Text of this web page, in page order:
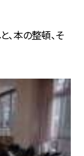
本の整頓、そ